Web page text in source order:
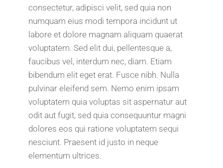
consectetur, adipisci velit, sed quia non
numquam eius modi tempora incidunt ut
labore et dolore magnam aliquam quaerat
voluptatem. Sed elit dui, pellentesque a,
faucibus vel, interdum nec, diam. Etiam
bibendum elit eget erat. Fusce nibh. Nulla
pulvinar eleifend sem. Nemo enim ipsam
voluptatem quia voluptas sit aspernatur aut
odit aut fugit, sed quia consequuntur magni
dolores eos qui ratione voluptatem sequi
nesciunt. Praesent id justo in neque
elementum ultrices.